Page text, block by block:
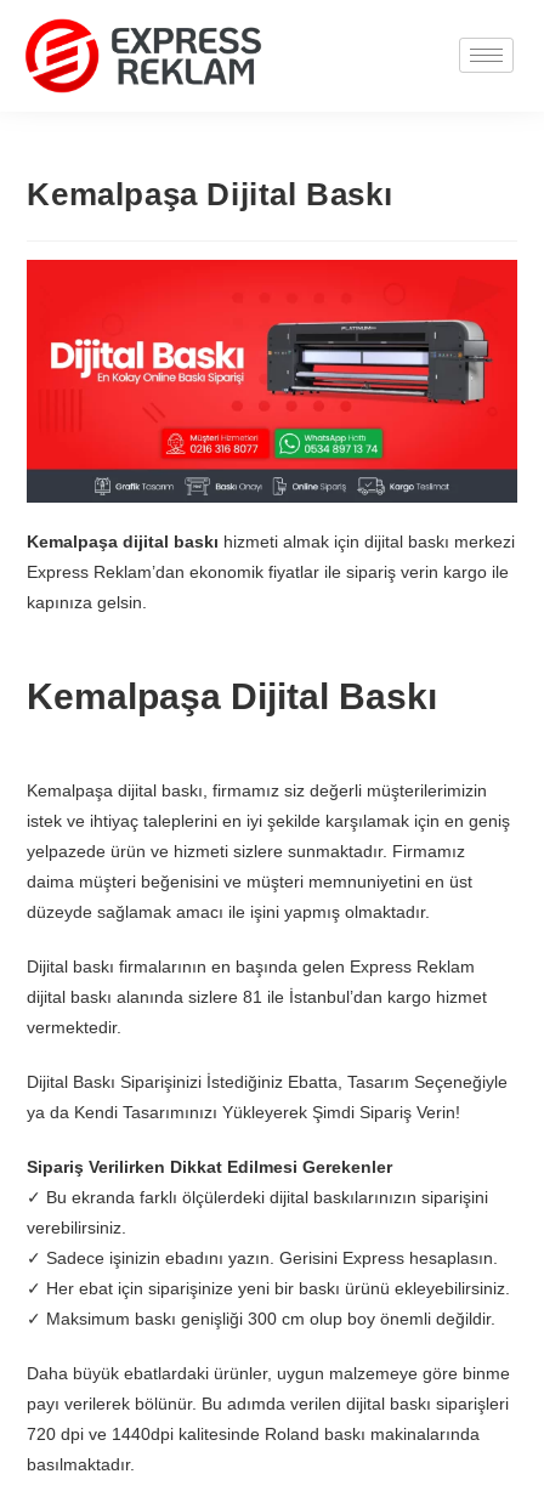
Kemalpaşa Dijital Baskı
Kemalpaşa dijital baskı hizmeti almak için dijital baskı merkezi
Express Reklam’dan ekonomik fiyatlar ile sipariş verin kargo ile
kapınıza gelsin.
Kemalpaşa Dijital Baskı
Kemalpaşa dijital baskı, firmamız siz değerli müşterilerimizin
istek ve ihtiyaç taleplerini en iyi şekilde karşılamak için en geniş
yelpazede ürün ve hizmeti sizlere sunmaktadır. Firmamız
daima müşteri beğenisini ve müşteri memnuniyetini en üst
düzeyde sağlamak amacı ile işini yapmış olmaktadır.
Dijital baskı firmalarının en başında gelen Express Reklam
dijital baskı alanında sizlere 81 ile İstanbul’dan kargo hizmet
vermektedir.
Dijital Baskı Siparişinizi İstediğiniz Ebatta, Tasarım Seçeneğiyle
ya da Kendi Tasarımınızı Yükleyerek Şimdi Sipariş Verin!
Sipariş Verilirken Dikkat Edilmesi Gerekenler
✓ Bu ekranda farklı ölçülerdeki dijital baskılarınızın siparişini
verebilirsiniz.
✓ Sadece işinizin ebadını yazın. Gerisini Express hesaplasın.
✓ Her ebat için siparişinize yeni bir baskı ürünü ekleyebilirsiniz.
✓ Maksimum baskı genişliği 300 cm olup boy önemli değildir.
Daha büyük ebatlardaki ürünler, uygun malzemeye göre binme
payı verilerek bölünür. Bu adımda verilen dijital baskı siparişleri
720 dpi ve 1440dpi kalitesinde Roland baskı makinalarında
basılmaktadır.